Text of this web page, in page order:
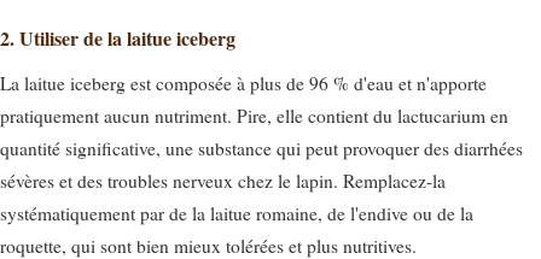
2. Utiliser de la laitue iceberg
La laitue iceberg est composée à plus de 96 % d'eau et n'apporte
pratiquement aucun nutriment. Pire, elle contient du lactucarium en
quantité significative, une substance qui peut provoquer des diarrhées
sévères et des troubles nerveux chez le lapin. Remplacez-la
systématiquement par de la laitue romaine, de l'endive ou de la
roquette, qui sont bien mieux tolérées et plus nutritives.